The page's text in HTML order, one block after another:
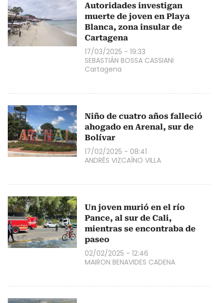
Autoridades investigan
muerte de joven en Playa
Blanca, zona insular de
Cartagena
17/03/2025 - 19:33
SEBASTIÁN BOSSA CASSIANI
Cartagena
Niño de cuatro años falleció
ahogado en Arenal, sur de
Bolívar
17/02/2025 - 08:41
ANDRÉS VIZCAÍNO VILLA
Un joven murió en el río
Pance, al sur de Cali,
mientras se encontraba de
paseo
02/02/2025 - 12:46
MAIRON BENAVIDES CADENA